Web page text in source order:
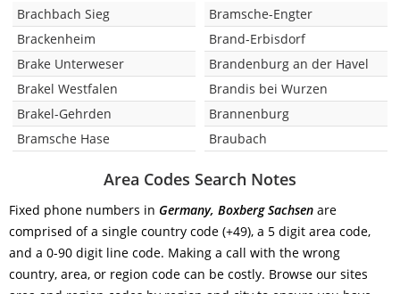
Brachbach Sieg
Brackenheim
Brake Unterweser
Brakel Westfalen
Brakel-Gehrden
Bramsche Hase
Bramsche-Engter
Brand-Erbisdorf
Brandenburg an der Havel
Brandis bei Wurzen
Brannenburg
Braubach
Area Codes Search Notes
Fixed phone numbers in Germany, Boxberg Sachsen are
comprised of a single country code (+49), a 5 digit area code,
and a 0-90 digit line code. Making a call with the wrong
country, area, or region code can be costly. Browse our sites